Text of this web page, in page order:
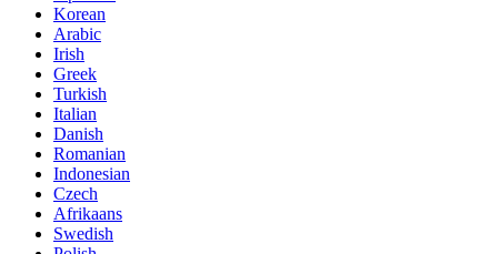
Korean
Arabic
Irish
Greek
Turkish
Italian
Danish
Romanian
Indonesian
Czech
Afrikaans
Swedish